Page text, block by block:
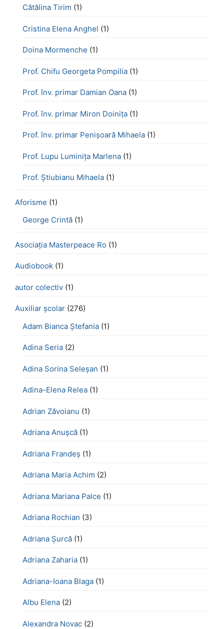
Cătălina Tirim (1)
Cristina Elena Anghel (1)
Doina Mormenche (1)
Prof. Chifu Georgeta Pompilia (1)
Prof. înv. primar Damian Oana (1)
Prof. înv. primar Miron Doinița (1)
Prof. înv. primar Penișoară Mihaela (1)
Prof. Lupu Luminița Marlena (1)
Prof. Știubianu Mihaela (1)
Aforisme (1)
George Crintă (1)
Asociația Masterpeace Ro (1)
Audiobook (1)
autor colectiv (1)
Auxiliar școlar (276)
Adam Bianca Ștefania (1)
Adina Seria (2)
Adina Sorina Seleșan (1)
Adina-Elena Relea (1)
Adrian Zăvoianu (1)
Adriana Anușcă (1)
Adriana Frandeș (1)
Adriana Maria Achim (2)
Adriana Mariana Palce (1)
Adriana Rochian (3)
Adriana Șurcă (1)
Adriana Zaharia (1)
Adriana-Ioana Blaga (1)
Albu Elena (2)
Alexandra Novac (2)